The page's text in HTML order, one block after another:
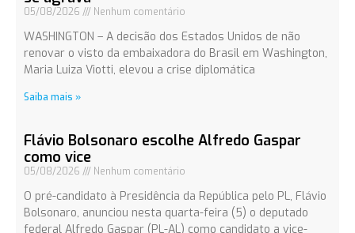
05/08/2026 Nenhum comentário
WASHINGTON – A decisão dos Estados Unidos de não
renovar o visto da embaixadora do Brasil em Washington,
Maria Luiza Viotti, elevou a crise diplomática
Saiba mais »
Flávio Bolsonaro escolhe Alfredo Gaspar
como vice
05/08/2026 Nenhum comentário
O pré-candidato à Presidência da República pelo PL, Flávio
Bolsonaro, anunciou nesta quarta-feira (5) o deputado
federal Alfredo Gaspar (PL-AL) como candidato a vice-